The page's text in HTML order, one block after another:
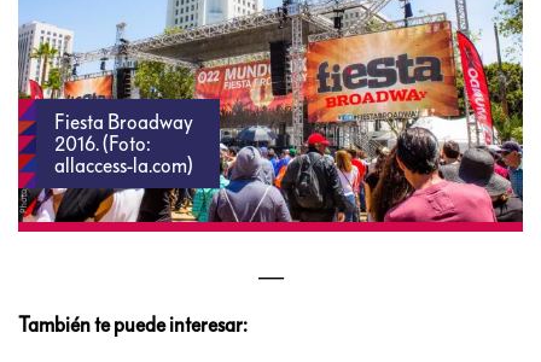
Fiesta Broadway
2016. (Foto:
allaccess-la.com)
También te puede interesar: